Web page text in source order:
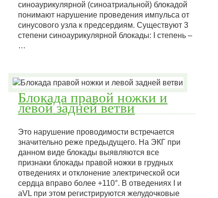
синоаурикулярной (синоатриальной) блокадой
понимают нарушение проведения импульса от
синусового узла к предсердиям. Существуют 3
степени синоаурикулярной блокады: I степень –
…
Блокада правой ножки и
левой задней ветви
Это нарушение проводимости встречается
значительно реже предыдущего. На ЭКГ при
данном виде блокады выявляются все
признаки блокады правой ножки в грудных
отведениях и отклонение электрической оси
сердца вправо более +110°. В отведениях I и
aVL при этом регистрируются желудочковые